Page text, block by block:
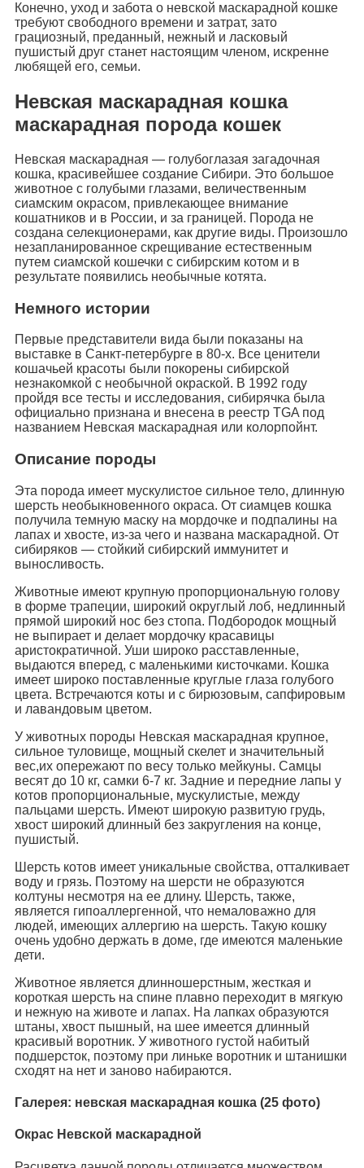
Конечно, уход и забота о невской маскарадной кошке
требуют свободного времени и затрат, зато
грациозный, преданный, нежный и ласковый
пушистый друг станет настоящим членом, искренне
любящей его, семьи.
Невская маскарадная кошка
маскарадная порода кошек
Невская маскарадная — голубоглазая загадочная
кошка, красивейшее создание Сибири. Это большое
животное с голубыми глазами, величественным
сиамским окрасом, привлекающее внимание
кошатников и в России, и за границей. Порода не
создана селекционерами, как другие виды. Произошло
незапланированное скрещивание естественным
путем сиамской кошечки с сибирским котом и в
результате появились необычные котята.
Немного истории
Первые представители вида были показаны на
выставке в Санкт-петербурге в 80-х. Все ценители
кошачьей красоты были покорены сибирской
незнакомкой с необычной окраской. В 1992 году
пройдя все тесты и исследования, сибирячка была
официально признана и внесена в реестр TGA под
названием Невская маскарадная или колорпойнт.
Описание породы
Эта порода имеет мускулистое сильное тело, длинную
шерсть необыкновенного окраса. От сиамцев кошка
получила темную маску на мордочке и подпалины на
лапах и хвосте, из-за чего и названа маскарадной. От
сибиряков — стойкий сибирский иммунитет и
выносливость.
Животные имеют крупную пропорциональную голову
в форме трапеции, широкий округлый лоб, недлинный
прямой широкий нос без стопа. Подбородок мощный
не выпирает и делает мордочку красавицы
аристократичной. Уши широко расставленные,
выдаются вперед, с маленькими кисточками. Кошка
имеет широко поставленные круглые глаза голубого
цвета. Встречаются коты и с бирюзовым, сапфировым
и лавандовым цветом.
У животных породы Невская маскарадная крупное,
сильное туловище, мощный скелет и значительный
вес,их опережают по весу только мейкуны. Самцы
весят до 10 кг, самки 6-7 кг. Задние и передние лапы у
котов пропорциональные, мускулистые, между
пальцами шерсть. Имеют широкую развитую грудь,
хвост широкий длинный без закругления на конце,
пушистый.
Шерсть котов имеет уникальные свойства, отталкивает
воду и грязь. Поэтому на шерсти не образуются
колтуны несмотря на ее длину. Шерсть, также,
является гипоаллергенной, что немаловажно для
людей, имеющих аллергию на шерсть. Такую кошку
очень удобно держать в доме, где имеются маленькие
дети.
Животное является длинношерстным, жесткая и
короткая шерсть на спине плавно переходит в мягкую
и нежную на животе и лапах. На лапках образуются
штаны, хвост пышный, на шее имеется длинный
красивый воротник. У животного густой набитый
подшерсток, поэтому при линьке воротник и штанишки
сходят на нет и заново набираются.
Галерея: невская маскарадная кошка (25 фото)
Окрас Невской маскарадной